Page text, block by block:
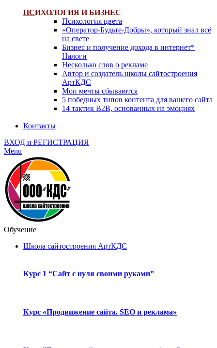
ПСИХОЛОГИЯ И БИЗНЕС
Психология цвета
«Оператор-Будьте-Добры», который знал всё
на свете
Бизнес и получение дохода в интернет*
Налоги
Несколько слов о рекламе
Автор и создатель школы сайтостроения
АртКДС
Мои мечты сбываются
5 победных типов контента для вашего сайта
14 тактик B2B, основанных на эмоциях
Контакты
ВХОД и РЕГИСТРАЦИЯ
Menu
Обучение
Школа сайтостроения АртКДС
Курс 1 “Сайт с нуля своими руками”
Курс «Продвижение сайта. SEO и реклама»